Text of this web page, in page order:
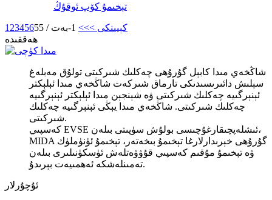
تېخىمۇ كۆپ ئوقۇڭ
1 23456 كېيىنكى >>> 1-بەت / 55
ھەققىدە
شاڭخەي مىدا كابېل گۇرۇھى چەكلىك شىركىتى تولۇق مەبلەغ
سېلىش دائىرىسىدىكى تارماق شىركەت شاڭخەي مىدا ئېلېكتر
ئېنېرگىيە چەكلىك شىركىتى ۋە شېنجېن مىدا ئېلېكتر ئېنېرگىيە
چەكلىك شىركىتى. شاڭخەي مىدا يېڭى ئېنېرگىيە چەكلىك
شىركىتى.
كەسپىي EVSE ئىشلەپچىقارغۇچىسى بولۇش سۈپىتى بىلەن،
MIDA گۇرۇھى خېرىدارلارغا تېخىمۇ بىخەتەر، تېخىمۇ ئۈنۈملۈك
ۋە تېخىمۇ مۇقىم كەسپىي قۇۋۋەتلەش ئۈسكۈنىلىرى بىلەن
تەمىنلەشكە ئەھمىيەت بېرىدۇ.
ئۇچۇرلار